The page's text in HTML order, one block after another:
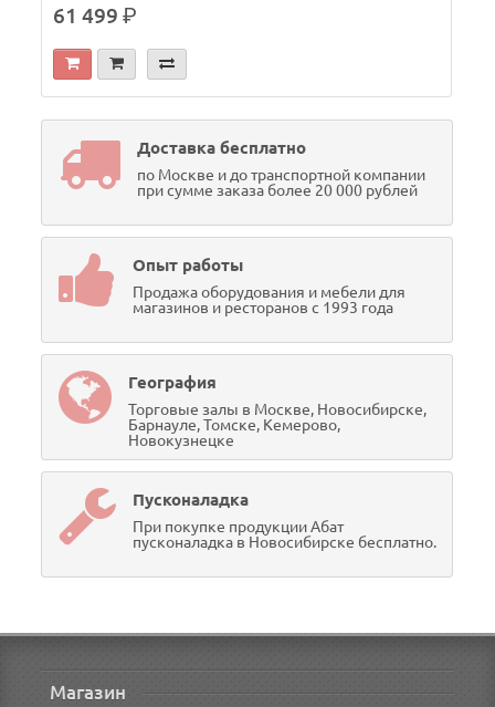
61 499р.
Доставка бесплатно
по Москве и до транспортной компании
при сумме заказа более 20 000 рублей
Опыт работы
Продажа оборудования и мебели для
магазинов и ресторанов с 1993 года
География
Торговые залы в Москве, Новосибирске,
Барнауле, Томске, Кемерово,
Новокузнецке
Пусконаладка
При покупке продукции Абат
пусконаладка в Новосибирске бесплатно.
Магазин